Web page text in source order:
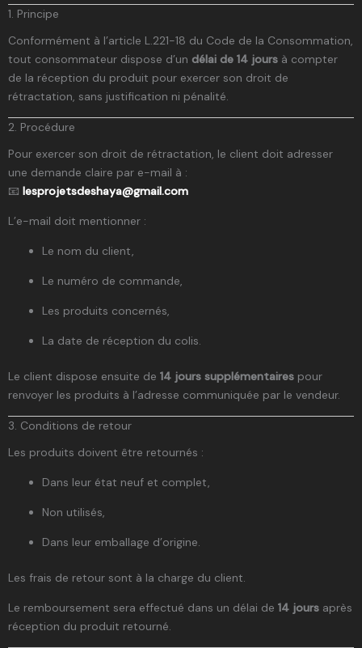
1. Principe
Conformément à l’article L.221-18 du Code de la Consommation,
tout consommateur dispose d’un délai de 14 jours à compter
de la réception du produit pour exercer son droit de
rétractation, sans justification ni pénalité.
2. Procédure
Pour exercer son droit de rétractation, le client doit adresser
une demande claire par e-mail à :
📧 lesprojetsdeshaya@gmail.com
L’e-mail doit mentionner :
Le nom du client,
Le numéro de commande,
Les produits concernés,
La date de réception du colis.
Le client dispose ensuite de 14 jours supplémentaires pour
renvoyer les produits à l’adresse communiquée par le vendeur.
3. Conditions de retour
Les produits doivent être retournés :
Dans leur état neuf et complet,
Non utilisés,
Dans leur emballage d’origine.
Les frais de retour sont à la charge du client.
Le remboursement sera effectué dans un délai de 14 jours après
réception du produit retourné.